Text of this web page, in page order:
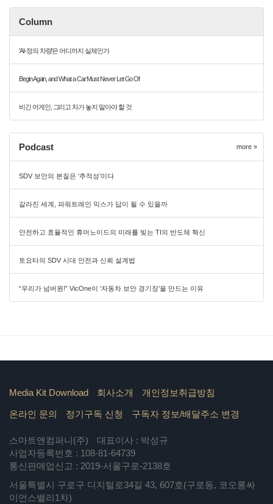
Column
'AI-정의 차량'은 어디까지 실체인가
Begin Again, and What a Car Must Never Let Go Of
비긴 어게인, 그리고 차가 놓지 말아야 할 것
Podcast more »
SDV 보안의 본질은 ‘추적성’이다
갈라진 세계, 파워트레인 믹스가 답이 될 수 있을까
안전하고 효율적인 휴머노이드의 미래를 빚는 TI의 반도체 혁신
토요타의 SDV 시대 안전과 신뢰 설계법
“우리가 넘버원!” VicOne이 ‘자동차 보안 경기장’을 만드는 이유
Media Kit Download 회사소개 개인정보취급방침
온라인 문의 정기구독 신청 구독자 정보/배달주소 변경
스마트앤컴퍼니(주)
대표이사 : 박성규
사업자등록번호 : 108-81-64739
통신판매업신고 : 2019-서울구로-2138호
서울특별시 구로구 디지털로34길 43, 607호(구로동, 코오롱싸
이언스밸리1차)